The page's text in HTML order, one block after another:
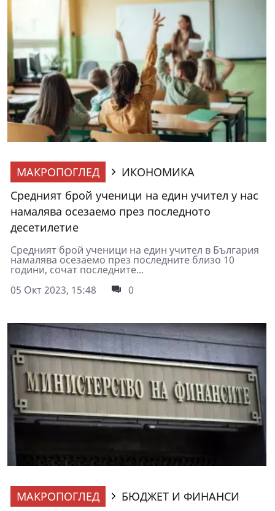
МАКРОПОГЛЕД
ИКОНОМИКА
Средният брой ученици на един учител у нас
намалява осезаемо през последното
десетилетие
Средният брой ученици на един учител в България
намалява осезаемо през последните близо 10
години, сочат последните...
05 Окт 2023, 15:48
0
МАКРОПОГЛЕД
БЮДЖЕТ И ФИНАНСИ